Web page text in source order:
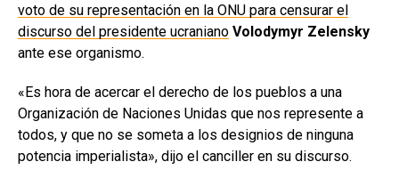
voto de su representación en la ONU para censurar el
discurso del presidente ucraniano Volodymyr Zelensky
ante ese organismo.
«Es hora de acercar el derecho de los pueblos a una
Organización de Naciones Unidas que nos represente a
todos, y que no se someta a los designios de ninguna
potencia imperialista», dijo el canciller en su discurso.